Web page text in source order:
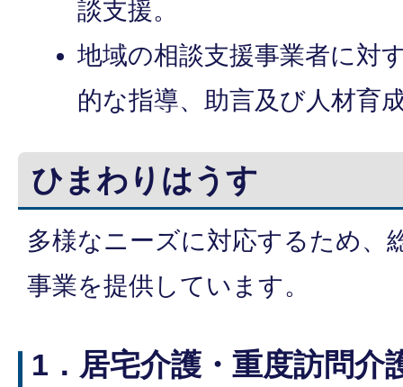
談支援。
地域の相談支援事業者に対
的な指導、助言及び人材育
ひまわりはうす
多様なニーズに対応するため、
事業を提供しています。
1．居宅介護・重度訪問介